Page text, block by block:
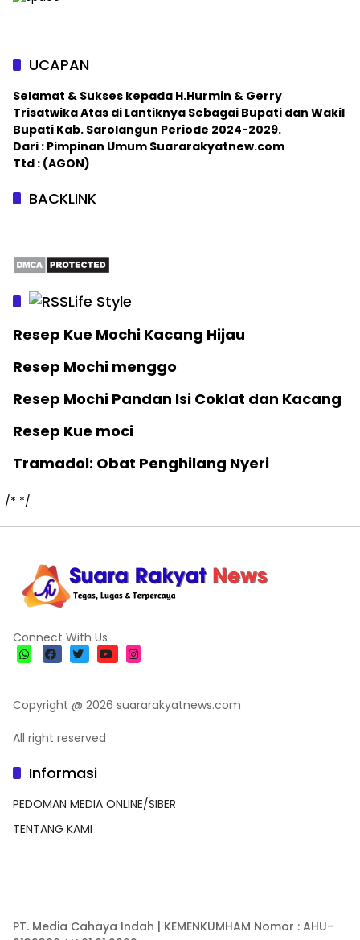
UCAPAN
Selamat & Sukses kepada H.Hurmin & Gerry
Trisatwika Atas di Lantiknya Sebagai Bupati dan Wakil
Bupati Kab. Sarolangun Periode 2024-2029.
Dari : Pimpinan Umum Suararakyatnew.com
Ttd : (AGON)
BACKLINK
Life Style
Resep Kue Mochi Kacang Hijau
Resep Mochi menggo
Resep Mochi Pandan Isi Coklat dan Kacang
Resep Kue moci
Tramadol: Obat Penghilang Nyeri
/* */
Connect With Us
Copyright @ 2026 suararakyatnews.com
All right reserved
Informasi
PEDOMAN MEDIA ONLINE/SIBER
TENTANG KAMI
PT. Media Cahaya Indah | KEMENKUMHAM Nomor : AHU-